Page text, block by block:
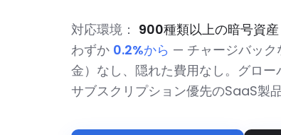
対応環境： 900種類以上の暗号資産
わずか 0.2%から — チャージバック
金）なし、隠れた費用なし。グロ
サブスクリプション優先のSaaS製